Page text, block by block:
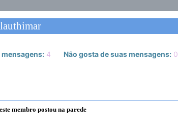
mensagens:4 Não gosta de suas mensagens:0
membro postou na parede